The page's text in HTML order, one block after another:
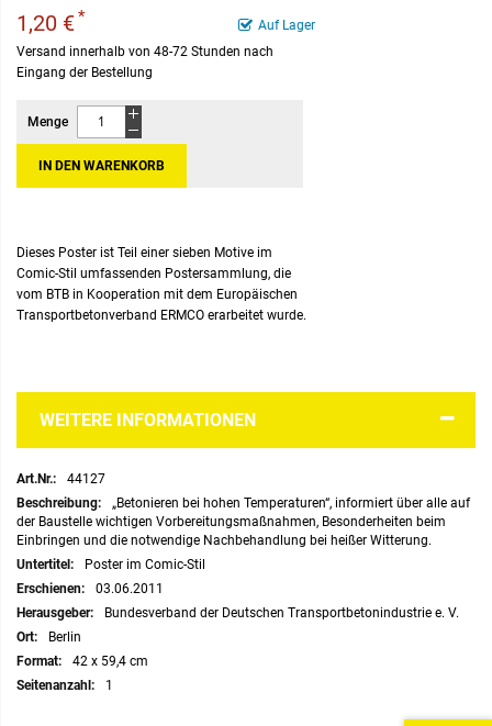
Auf Lager
1,20 €*
Versand innerhalb von 48-72 Stunden nach
Eingang der Bestellung
Menge
IN DEN WARENKORB
Dieses Poster ist Teil einer sieben Motive im
Comic-Stil umfassenden Postersammlung, die
vom BTB in Kooperation mit dem Europäischen
Transportbetonverband ERMCO erarbeitet wurde.
WEITERE INFORMATIONEN
Weitere
Informationen
44127
„Betonieren bei hohen Temperaturen“, informiert über alle auf
der Baustelle wichtigen Vorbereitungsmaßnahmen, Besonderheiten beim
Einbringen und die notwendige Nachbehandlung bei heißer Witterung.
Poster im Comic-Stil
03.06.2011
Bundesverband der Deutschen Transportbetonindustrie e. V.
Berlin
42 x 59,4 cm
1